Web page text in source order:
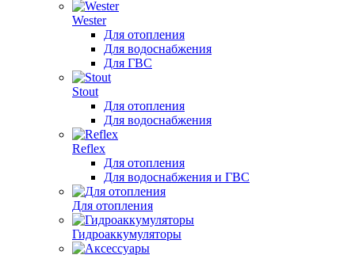
Wester
Для отопления
Для водоснабжения
Для ГВС
Stout
Для отопления
Для водоснабжения
Reflex
Для отопления
Для водоснабжения и ГВС
Для отопления
Гидроаккумуляторы